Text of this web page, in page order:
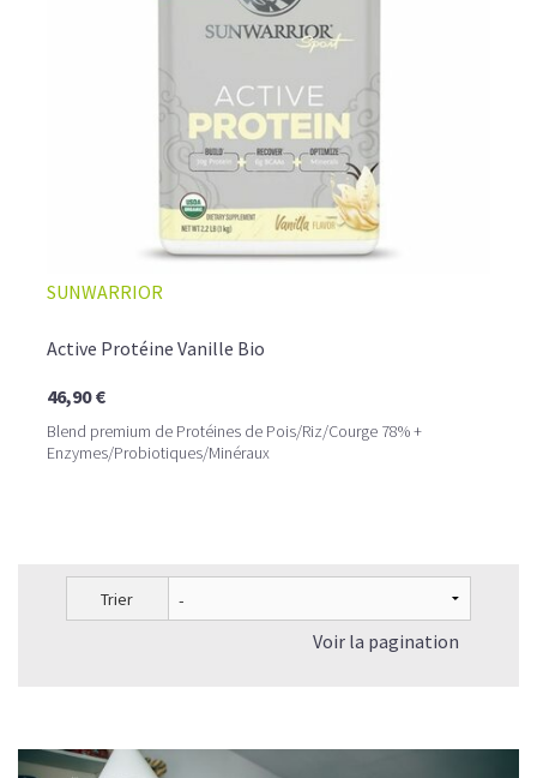
SUNWARRIOR
Active Protéine Vanille Bio
46,90 €
Blend premium de Protéines de Pois/Riz/Courge 78% +
Enzymes/Probiotiques/Minéraux
Trier
Voir la pagination